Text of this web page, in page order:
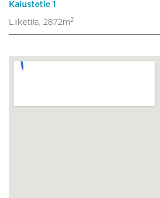
Kalustetie 1
Liiketila, 2872m 2